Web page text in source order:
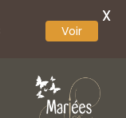
Styling
Voir
X